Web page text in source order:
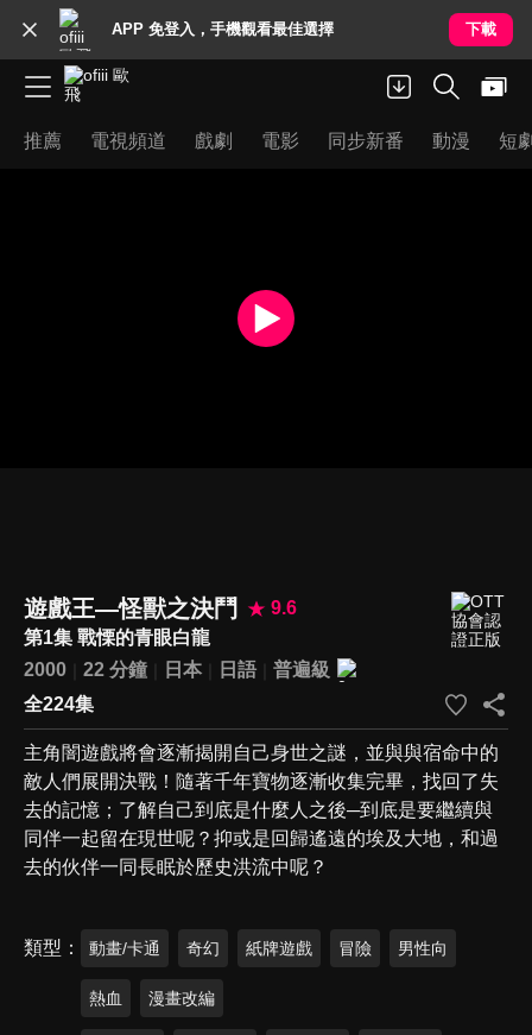
APP 免登入，手機觀看最佳選擇 下載
推薦 電視頻道 戲劇 電影 同步新番 動漫 短
遊戲王—怪獸之決鬥
9.6
第1集 戰慄的青眼白龍
2000
22 分鐘 日本 日語
普遍級
全224集
主角闇遊戲將會逐漸揭開自己身世之謎，並與與宿命中的
敵人們展開決戰！隨著千年寶物逐漸收集完畢，找回了失
去的記憶；了解自己到底是什麼人之後─到底是要繼續與
同伴一起留在現世呢？抑或是回歸遙遠的埃及大地，和過
去的伙伴一同長眠於歷史洪流中呢？
類型 動畫/卡通 奇幻 紙牌遊戲 冒險 男性向
熱血 漫畫改編